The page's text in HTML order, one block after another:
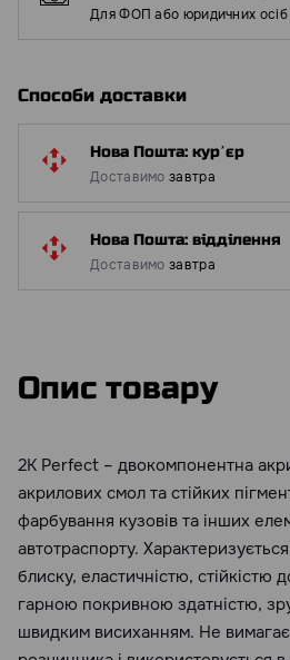
Для ФОП або юридичних осіб
Способи доставки
Нова Пошта: курʼєр
Доставимо завтра
Нова Пошта: відділення
Доставимо завтра
Опис товару
2К Perfect – двокомпонентна
акрилових смол та стійких
фарбування кузовів та інших
автотраспорту.
блиску, еластичністю, стійкістю
гарною покривною здатністю,
швидким висиханням. Не вимагає